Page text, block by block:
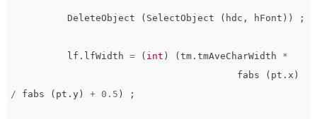
DeleteObject ( SelectObject ( hdc , hFont )) ;
lf . lfWidth = ( int ) ( tm . tmAveCharWidth
*
fabs
( pt . x )
/
fabs ( pt . y ) + 0.5 ) ;